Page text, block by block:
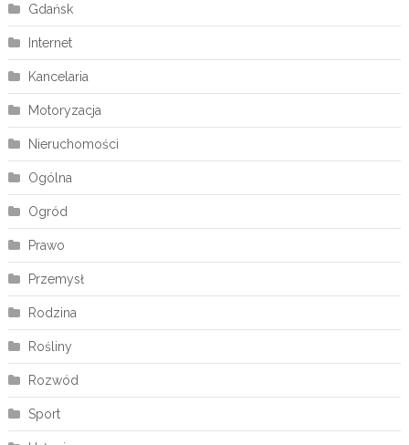
Gdańsk
Internet
Kancelaria
Motoryzacja
Nieruchomości
Ogólna
Ogród
Prawo
Przemysł
Rodzina
Rośliny
Rozwód
Sport